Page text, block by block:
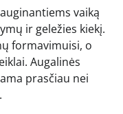
vaiką
ir geležies kiekį.
formavimuisi, o
Augalinės
prasčiau nei